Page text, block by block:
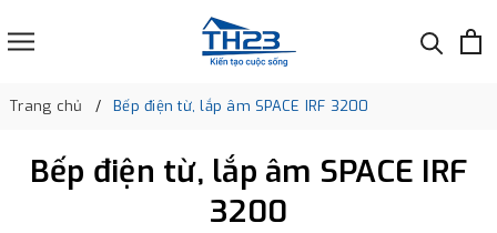
Trang chủ Bếp điện từ, lắp âm SPACE IRF 3200
Bếp điện từ, lắp âm SPACE IRF
3200